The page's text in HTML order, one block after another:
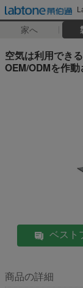
家へ
空気は利用でき
OEM/ODMを作
ベスト
商品の詳細